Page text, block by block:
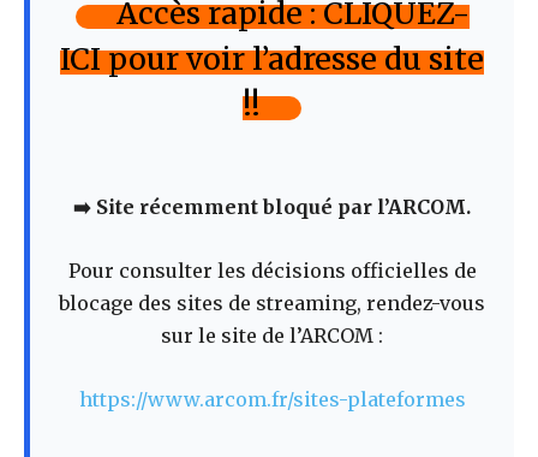
Accès rapide : CLIQUEZ-
ICI pour voir l’adresse du site
!!
➡️ Site récemment bloqué par l’ARCOM.
Pour consulter les décisions officielles de
blocage des sites de streaming, rendez-vous
sur le site de l’ARCOM :
https://www.arcom.fr/sites-plateformes